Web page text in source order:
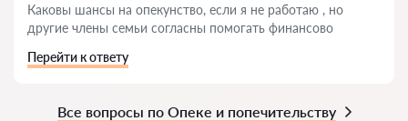
Каковы шансы на опекунство, если я не работаю , но
другие члены семьи согласны помогать финансово
Перейти к ответу
Все вопросы по Опеке и попечительству